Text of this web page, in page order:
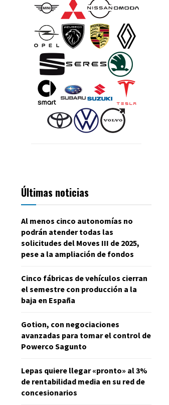
Últimas noticias
Al menos cinco autonomías no
podrán atender todas las
solicitudes del Moves III de 2025,
pese a la ampliación de fondos
Cinco fábricas de vehículos cierran
el semestre con producción a la
baja en España
Gotion, con negociaciones
avanzadas para tomar el control de
Powerco Sagunto
Lepas quiere llegar «pronto» al 3%
de rentabilidad media en su red de
concesionarios